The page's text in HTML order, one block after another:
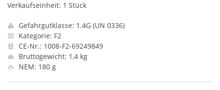
Verkaufseinheit: 1 Stück
Gefahrgutklasse: 1.4G (UN 0336)
Kategorie: F2
CE-Nr.: 1008-F2-69249849
Bruttogewicht: 1,4 kg
NEM: 180 g